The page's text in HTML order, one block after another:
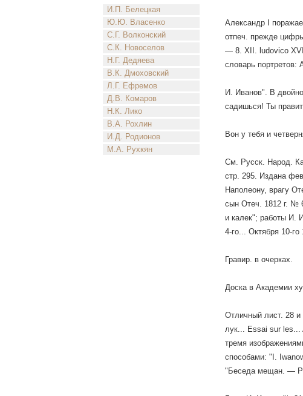
И.П. Белецкая
Ю.Ю. Власенко
С.Г. Волконский
С.К. Новоселов
Н.Г. Дедяева
В.К. Дмоховский
Л.Г. Ефремов
Д.В. Комаров
Н.К. Лико
В.А. Рохлин
И.Д. Родионов
М.А. Рухкян
Александр I
отпеч. прежде
— 8. XII. ludovico
словарь
И. Иванов". В
садишься! Ты
Вон y тебя и
См. Русск. Народ.
стр. 295. Издана
Наполеону, врагу
сын Отеч. 1812 г. №
и калек"; работы И.
4-го... Октября 10-
Гравир. в очерках.
Доска в Академии
Отличный лист. 28
лук... Essai sur les...
тремя
способами: "I.
"Беседа мещан. —